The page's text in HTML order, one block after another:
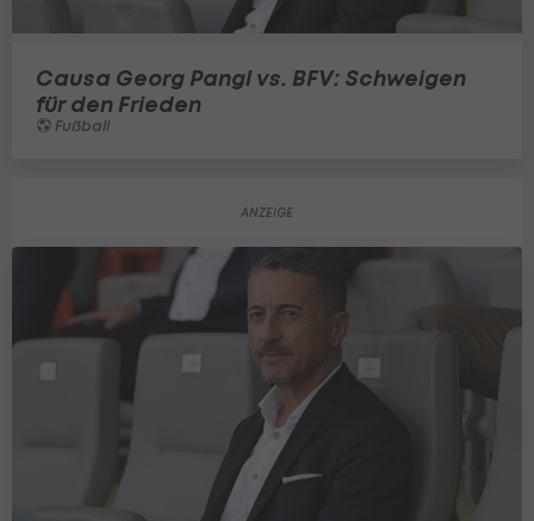
Causa Georg Pangl vs. BFV: Schweigen
für den Frieden
Fußball